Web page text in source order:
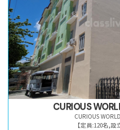
CURIOUS
CURIOUS
【定員:120名,設